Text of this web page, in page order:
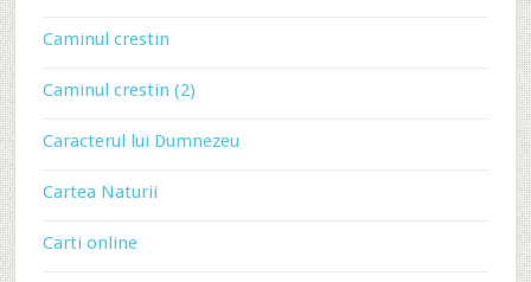
Caminul crestin
Caminul crestin (2)
Caracterul lui Dumnezeu
Cartea Naturii
Carti online